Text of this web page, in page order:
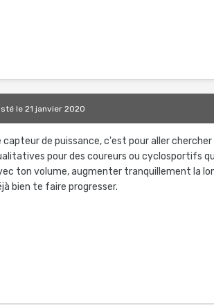
le 21 janvier 2020
capteur de puissance, c'est pour aller
pour des coureurs ou cyclosportifs
ton volume, augmenter tranquillement la
bien te faire progresser.